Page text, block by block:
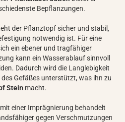
Bepflanzungen.
der Pflanztopf sicher und stabil,
notwendig ist. Für eine
ein ebener und tragfähiger
kann ein Wasserablauf sinnvoll
Dadurch wird die Langlebigkeit
Gefäßes unterstützt, was ihn zu
Stein macht.
einer Imprägnierung behandelt
gegen Verschmutzungen